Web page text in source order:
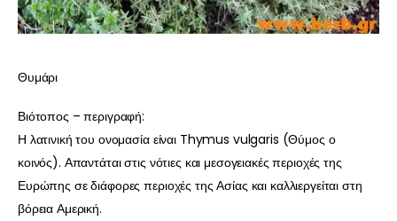
Θυμάρι
Βιότοπος – περιγραφή:
Η λατινική του ονομασία είναι Thymus vulgaris (Θύμος ο
κοινός). Απαντάται στις νότιες και μεσογειακές περιοχές της
Ευρώπης σε διάφορες περιοχές της Ασίας και καλλιεργείται στη
βόρεια Αμερική.